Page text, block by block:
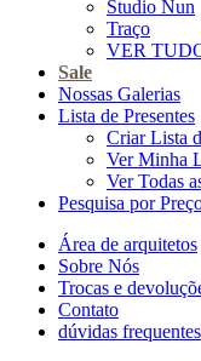
Studio Nun
Traço
VER
Sale
Nossas Galerias
Lista de Presentes
Criar Lista
Ver Minha
Ver Todas
Pesquisa por
Área de arquitetos
Sobre Nós
Trocas e
Contato
dúvidas frequentes